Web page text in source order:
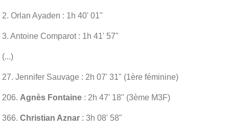
2. Orlan Ayaden : 1h 40' 01"
3. Antoine Comparot : 1h 41' 57"
(...)
27. Jennifer Sauvage : 2h 07' 31" (1ère féminine)
206. Agnès Fontaine : 2h 47' 18" (3ème M3F)
366. Christian Aznar : 3h 08' 58"